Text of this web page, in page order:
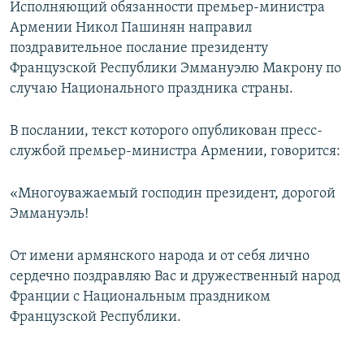
Исполняющий обязанности премьер-министра
Армении Никол Пашинян направил
поздравительное послание президенту
Французской Республики Эммануэлю Макрону по
случаю Национального праздника страны.
В послании, текст которого опубликован пресс-
службой премьер-министра Армении, говорится:
«Многоуважаемый господин президент, дорогой
Эммануэль!
От имени армянского народа и от себя лично
сердечно поздравляю Вас и дружественный народ
Франции с Национальным праздником
Французской Республики.